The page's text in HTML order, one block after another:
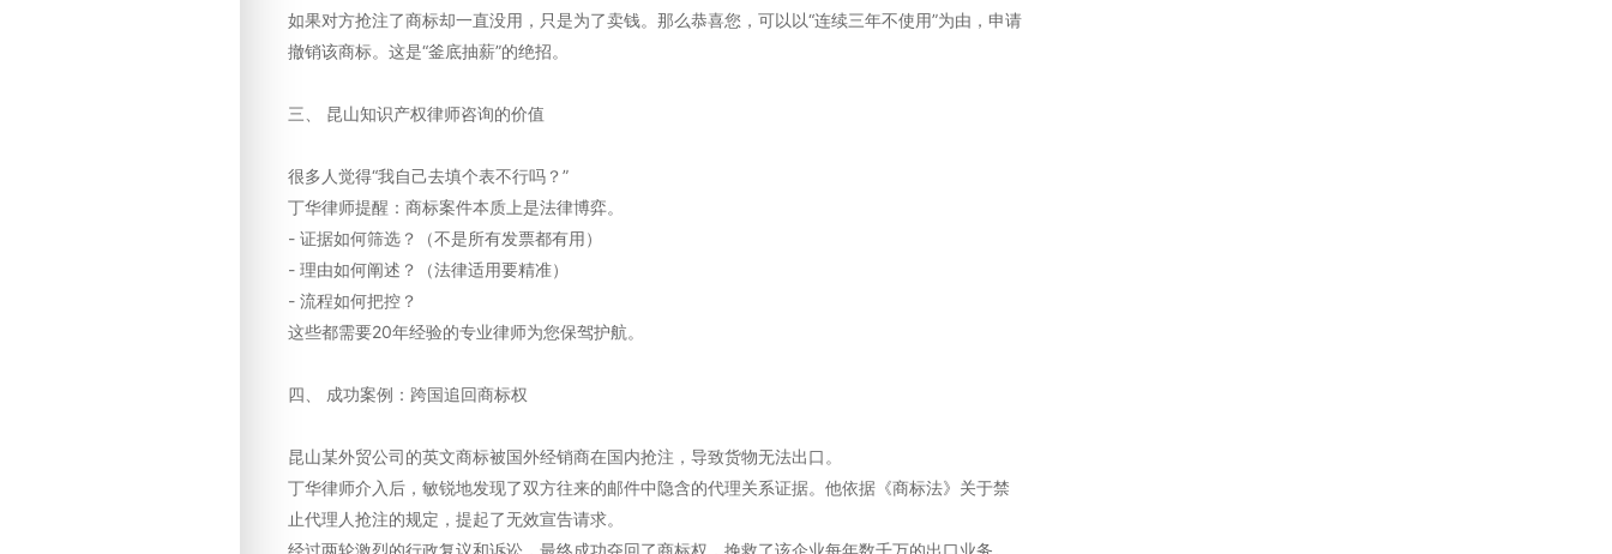
如果对方抢注了商标却一直没用，只是为了卖钱。那么恭喜您，可以以“连续三年不使用”为由，申请
撤销该商标。这是“釜底抽薪”的绝招。
三、 昆山知识产权律师咨询的价值
很多人觉得“我自己去填个表不行吗？”
丁华律师提醒：商标案件本质上是法律博弈。
- 证据如何筛选？（不是所有发票都有用）
- 理由如何阐述？（法律适用要精准）
- 流程如何把控？
这些都需要20年经验的专业律师为您保驾护航。
四、 成功案例：跨国追回商标权
昆山某外贸公司的英文商标被国外经销商在国内抢注，导致货物无法出口。
丁华律师介入后，敏锐地发现了双方往来的邮件中隐含的代理关系证据。他依据《商标法》关于禁
止代理人抢注的规定，提起了无效宣告请求。
经过两轮激烈的行政复议和诉讼，最终成功夺回了商标权，挽救了该企业每年数千万的出口业务。